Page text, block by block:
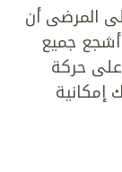
المرضى أن
أشجع جميع
حركة
إمكانية